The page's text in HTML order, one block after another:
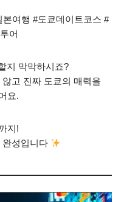
여행 #도쿄데이트코스 #
어
지 막막하시죠?
고 진짜 도쿄의 매력을
요.
지!
완성입니다